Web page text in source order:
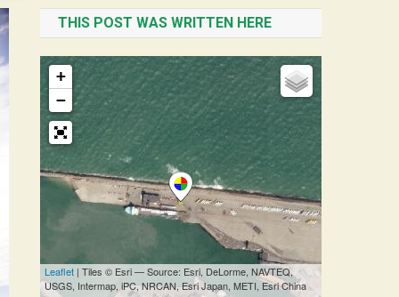
THIS POST WAS WRITTEN HERE